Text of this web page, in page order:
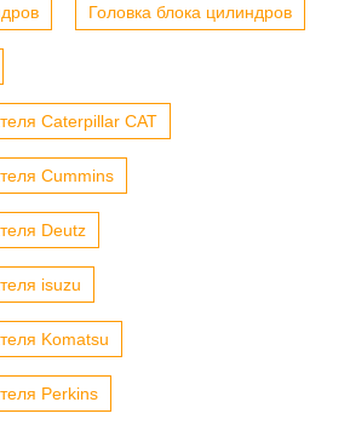
Головка блока цилиндров
Caterpillar CAT
Cummins
Deutz
isuzu
Komatsu
Perkins